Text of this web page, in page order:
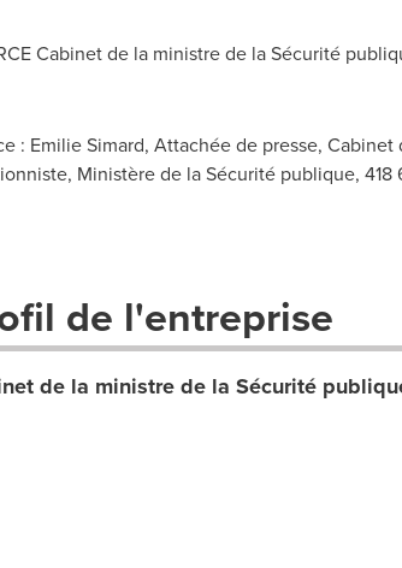
Cabinet de la ministre de la Sécurité
: Emilie Simard, Attachée de presse,
Ministère de la Sécurité publique, 418
de l'entreprise
de la ministre de la Sécurité